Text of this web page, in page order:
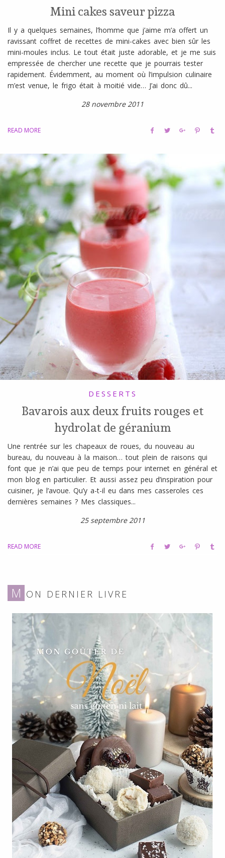
Mini cakes saveur pizza
Il y a quelques semaines, l’homme que j’aime m’a offert un
ravissant coffret de recettes de mini-cakes avec bien sûr les
mini-moules inclus. Le tout était juste adorable, et je me suis
empressée de chercher une recette que je pourrais tester
rapidement. Évidemment, au moment où l’impulsion culinaire
m’est venue, le frigo était à moitié vide… J’ai donc dû...
28 novembre 2011
READ MORE
DESSERTS
Bavarois aux deux fruits rouges et
hydrolat de géranium
Une rentrée sur les chapeaux de roues, du nouveau au
bureau, du nouveau à la maison… tout plein de raisons qui
font que je n’ai que peu de temps pour internet en général et
mon blog en particulier. Et aussi assez peu d’inspiration pour
cuisiner, je l’avoue. Qu’y a-t-il eu dans mes casseroles ces
dernières semaines ? Mes classiques...
25 septembre 2011
READ MORE
M ON DERNIER LIVRE